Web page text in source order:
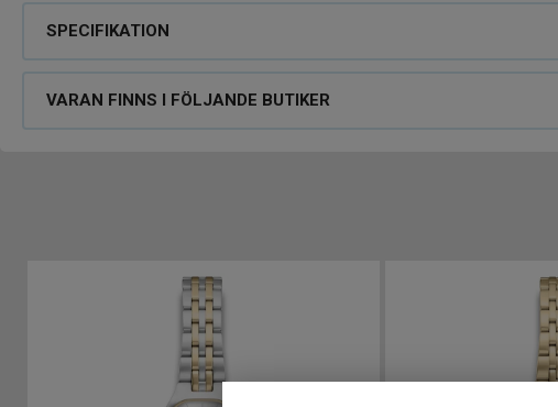
SPECIFIKATION
VARAN FINNS I FÖLJANDE BUTIKER